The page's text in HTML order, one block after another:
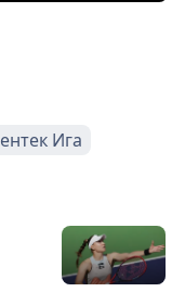
Ига